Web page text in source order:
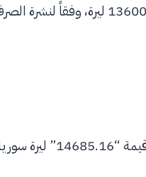
حيث جاء متوسط سعر الدولار في سوريا اليوم
السورية